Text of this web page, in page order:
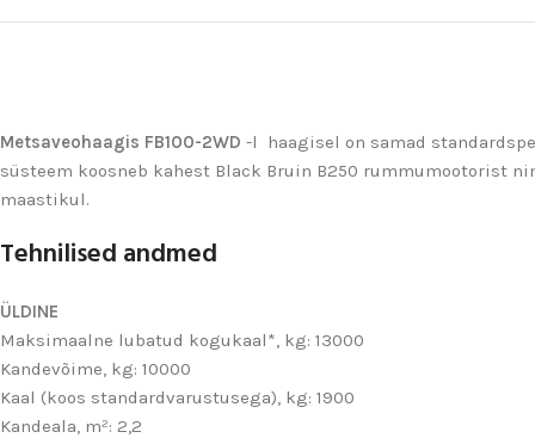
Metsaveohaagis FB100-2WD -l haagisel on samad
süsteem koosneb kahest Black Bruin B250 rummumootorist
maastikul.
Tehnilised andmed
ÜLDINE
Maksimaalne lubatud kogukaal*, kg: 13000
Kandevõime, kg: 10000
Kaal (koos standardvarustusega), kg: 1900
Kandeala, m²: 2,2